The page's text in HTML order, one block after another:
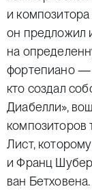
и
он предложил
на
фортепиано —
кто создал
Диабелли»,
композиторов
Лист,
и Франц
ван